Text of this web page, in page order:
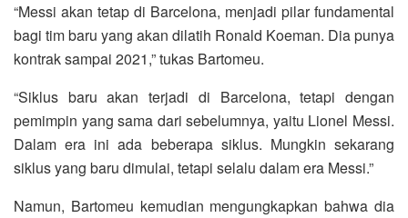
“Messi akan tetap di Barcelona, menjadi pilar fundamental
bagi tim baru yang akan dilatih Ronald Koeman. Dia punya
kontrak sampai 2021,” tukas Bartomeu.
“Siklus baru akan terjadi di Barcelona, tetapi dengan
pemimpin yang sama dari sebelumnya, yaitu Lionel Messi.
Dalam era ini ada beberapa siklus. Mungkin sekarang
siklus yang baru dimulai, tetapi selalu dalam era Messi.”
Namun, Bartomeu kemudian mengungkapkan bahwa dia